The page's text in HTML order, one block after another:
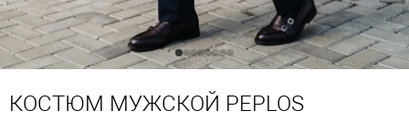
КОСТЮМ МУЖСКОЙ PEPLOS